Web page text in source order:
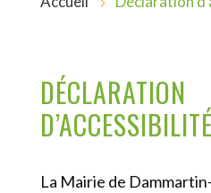
DÉCLARATION
D’ACCESSIBILITÉ
La Mairie de